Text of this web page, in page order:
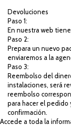
Devoluciones
Paso 1:
En nuestra web
Paso 2:
Prepara un nuevo
enviaremos a la
Paso 3:
Reembolso del
instalaciones, será
reembolso
para hacer el
confirmación.
Accede a toda la